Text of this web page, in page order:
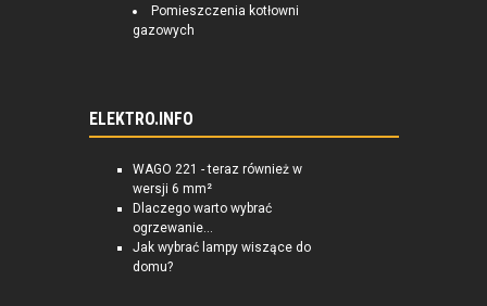
Pomieszczenia kotłowni
gazowych
ELEKTRO.INFO
WAGO 221 - teraz również w
wersji 6 mm²
Dlaczego warto wybrać
ogrzewanie...
Jak wybrać lampy wiszące do
domu?